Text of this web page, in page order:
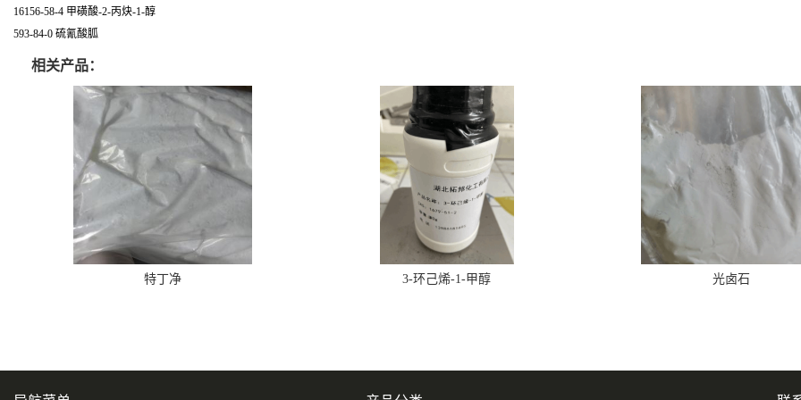
16156-58-4 甲磺酸-2-丙炔-1-醇
593-84-0 硫氰酸胍
相关产品：
特丁净 3-环己烯-1-甲醇 光卤石